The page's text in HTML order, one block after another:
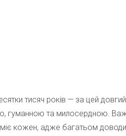
тисяч років — за цей
гуманною та милосердною.
кожен, адже багатьом